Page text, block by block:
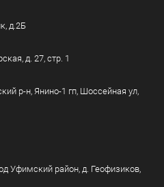
д.2Б
д. 27, стр. 1
р-н, Янино-1 гп, Шоссейная ул,
Уфимский район, д. Геофизиков,